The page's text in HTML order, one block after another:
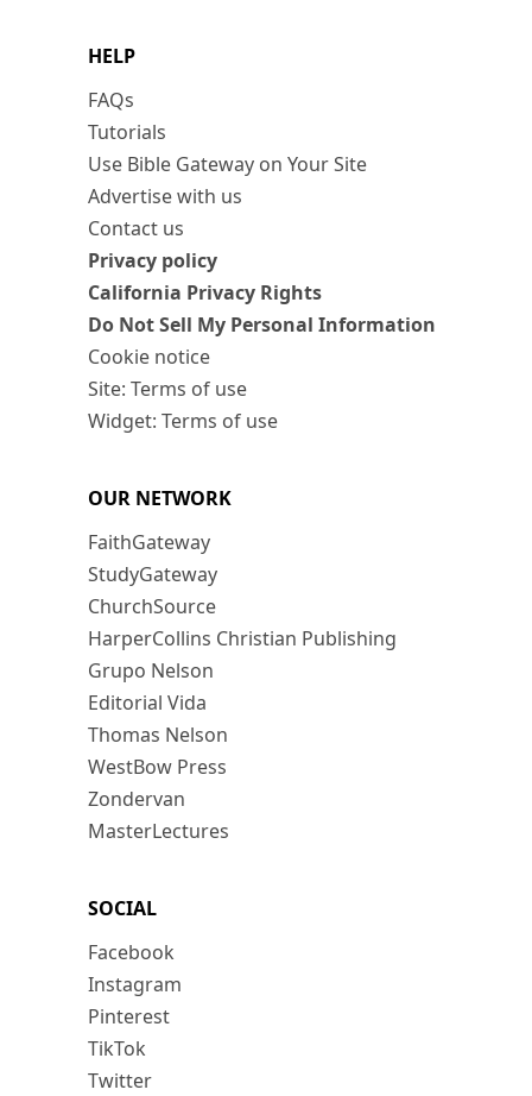
HELP
FAQs
Tutorials
Use Bible Gateway on Your Site
Advertise with us
Contact us
Privacy policy
California Privacy Rights
Do Not Sell My Personal Information
Cookie notice
Site: Terms of use
Widget: Terms of use
OUR NETWORK
FaithGateway
StudyGateway
ChurchSource
HarperCollins Christian Publishing
Grupo Nelson
Editorial Vida
Thomas Nelson
WestBow Press
Zondervan
MasterLectures
SOCIAL
Facebook
Instagram
Pinterest
TikTok
Twitter